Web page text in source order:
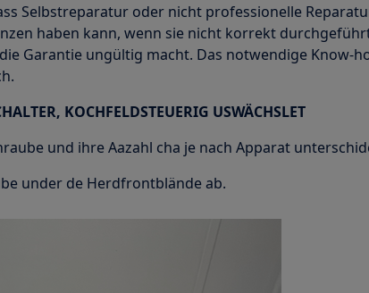
Selbstreparatur oder nicht professionelle
haben kann, wenn sie nicht korrekt
Garantie ungültig macht. Das notwendige Know-
KOCHFELDSTEUERIG USWÄCHSLET
und ihre Aazahl cha je nach Apparat
under de Herdfrontblände ab.